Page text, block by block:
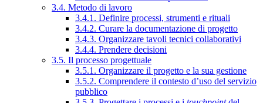
3.4. Metodo di lavoro
3.4.1. Definire processi, strumenti e rituali
3.4.2. Curare la documentazione di progetto
3.4.3. Organizzare tavoli tecnici collaborativi
3.4.4. Prendere decisioni
3.5. Il processo progettuale
3.5.1. Organizzare il progetto e la sua gestione
3.5.2. Comprendere il contesto d’uso del servizio
pubblico